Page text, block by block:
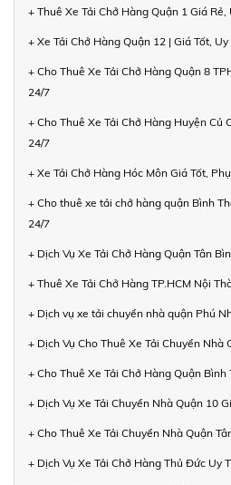
+ Thuê Xe Tải Chở Hàng Quận 1 Giá Rẻ,
+ Xe Tải Chở Hàng Quận 12 | Giá Tốt,
+ Cho Thuê Xe Tải Chở Hàng Quận 8
24/7
+ Cho Thuê Xe Tải Chở Hàng Huyện Củ
24/7
+ Xe Tải Chở Hàng Hóc Môn Giá Tốt,
+ Cho thuê xe tải chở hàng quận Bình
24/7
+ Dịch Vụ Xe Tải Chở Hàng Quận Tân
+ Thuê Xe Tải Chở Hàng TP.HCM Nội
+ Dịch vụ xe tải chuyển nhà quận Phú
+ Dịch Vụ Cho Thuê Xe Tải Chuyển Nhà
+ Cho Thuê Xe Tải Chở Hàng Quận Bình
+ Dịch Vụ Xe Tải Chuyển Nhà Quận 10
+ Cho Thuê Xe Tải Chuyển Nhà Quận
+ Dịch Vụ Xe Tải Chở Hàng Thủ Đức Uy